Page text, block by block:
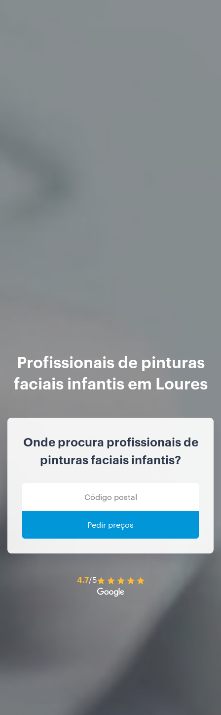
Profissionais de pinturas
faciais infantis em Loures
Onde procura profissionais de
pinturas faciais infantis?
Pedir preços
4.7/5